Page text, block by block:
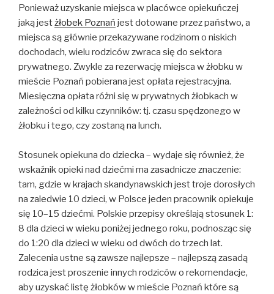
Ponieważ uzyskanie miejsca w placówce opiekuńczej
jaką jestżłobek Poznań jest dotowane przez państwo, a
miejsca są głównie przekazywane rodzinom o niskich
dochodach, wielu rodziców zwraca się do sektora
prywatnego. Zwykle za rezerwację miejsca w żłobku w
mieście Poznań pobierana jest opłata rejestracyjna.
Miesięczna opłata różni się w prywatnych żłobkach w
zależności od kilku czynników: tj. czasu spędzonego w
żłobku i tego, czy zostaną na lunch.
Stosunek opiekuna do dziecka – wydaje się również, że
wskaźnik opieki nad dziećmi ma zasadnicze znaczenie:
tam, gdzie w krajach skandynawskich jest troje dorosłych
na zaledwie 10 dzieci, w Polsce jeden pracownik opiekuje
się 10–15 dziećmi. Polskie przepisy określają stosunek 1:
8 dla dzieci w wieku poniżej jednego roku, podnosząc się
do 1:20 dla dzieci w wieku od dwóch do trzech lat.
Zalecenia ustne są zawsze najlepsze – najlepszą zasadą
rodzica jest proszenie innych rodziców o rekomendacje,
aby uzyskać listę żłobków w mieście Poznań które są